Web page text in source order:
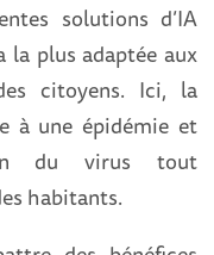
solutions d’IA
la plus adaptée aux
citoyens. Ici, la
à une épidémie et
du virus tout
habitants.